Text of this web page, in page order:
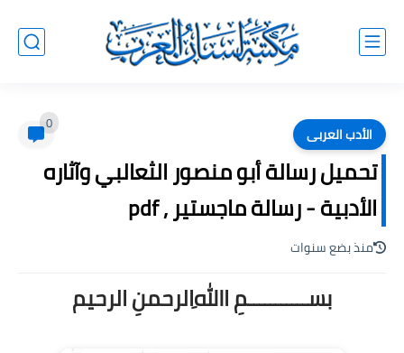
الأدب العربى 0
تحميل رسالة أبو منصور الثعالبي وآثاره
الأدبية - رسالة ماجستير , pdf
منذ بضع سنوات
بســـــــــــمِ اﷲِالرحمنِ الرحيم